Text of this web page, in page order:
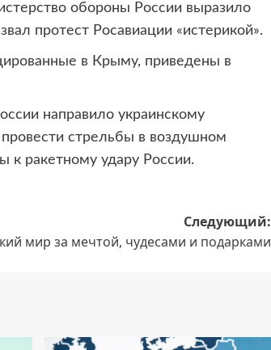
обороны России выразило
протест Росавиации «истерикой».
в Крыму, приведены в
направило украинскому
стрельбы в воздушном
к ракетному удару России.
Следующий:
мир за мечтой, чудесами и подарками